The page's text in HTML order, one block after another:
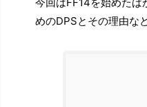
めのDPSとその理由な